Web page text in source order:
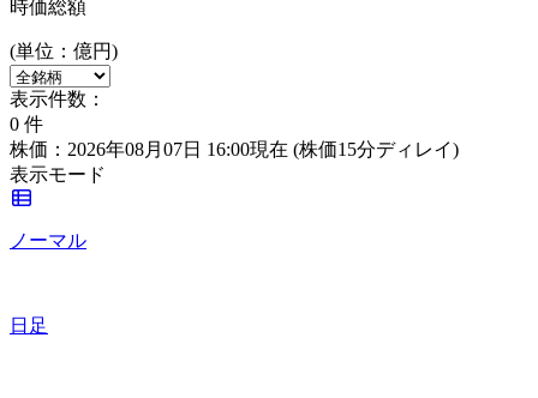
時価総額
(単位：億円)
表示件数：
0 件
株価：2026年08月07日 16:00現在 (株価15分ディレイ)
表示モード
ノーマル
日足